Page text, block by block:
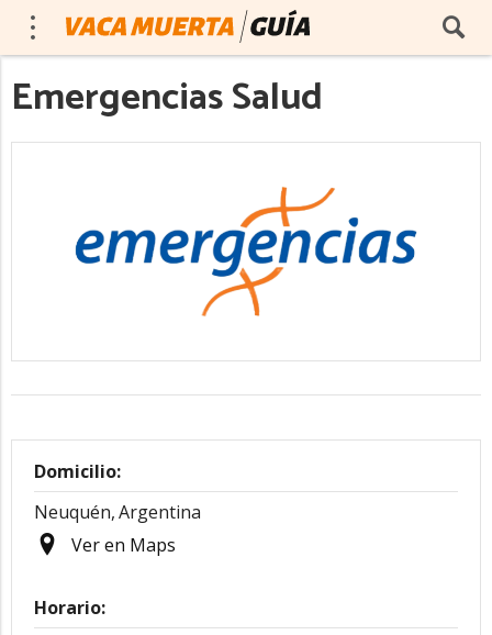
Emergencias Salud
Domicilio:
Neuquén,Argentina
Ver en Maps
Horario: